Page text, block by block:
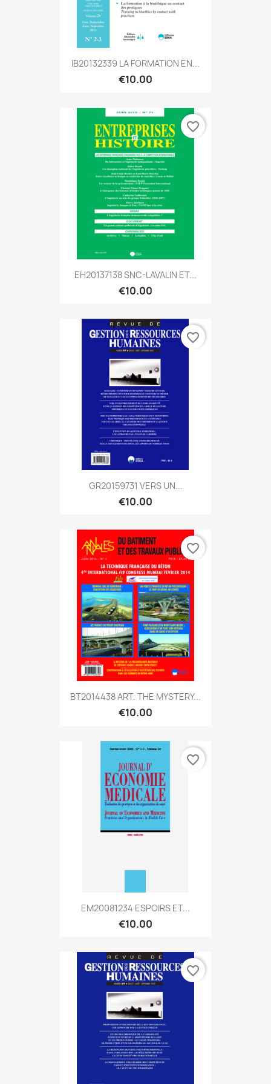
IB20132339 LA FORMATION EN...
€10.00
EH20137138 SNC-LAVALIN ET...
€10.00
favorite_border
GR20159731 VERS UN...
€10.00
favorite_border
BT2014438 ART. THE MYSTERY...
€10.00
favorite_border
EM20081234 ESPOIRS ET...
€10.00
favorite_border
favorite_border